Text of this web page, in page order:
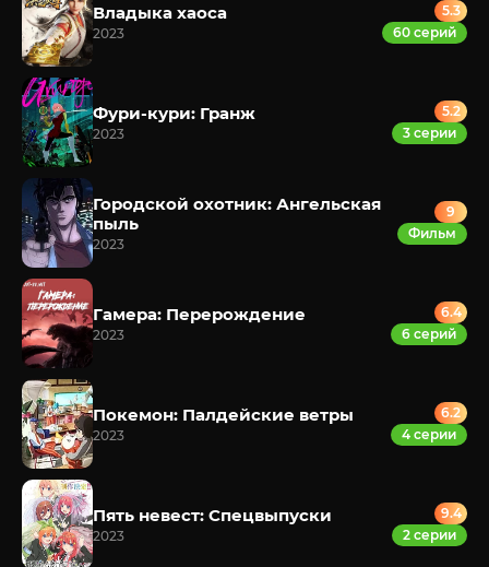
Владыка хаоса
2023
5.3
60 серий
Фури-кури: Гранж
2023
5.2
3 серии
Городской охотник: Ангельская
пыль
2023
9
Фильм
Гамера: Перерождение
2023
6.4
6 серий
Покемон: Палдейские ветры
2023
6.2
4 серии
Пять невест: Спецвыпуски
2023
9.4
2 серии